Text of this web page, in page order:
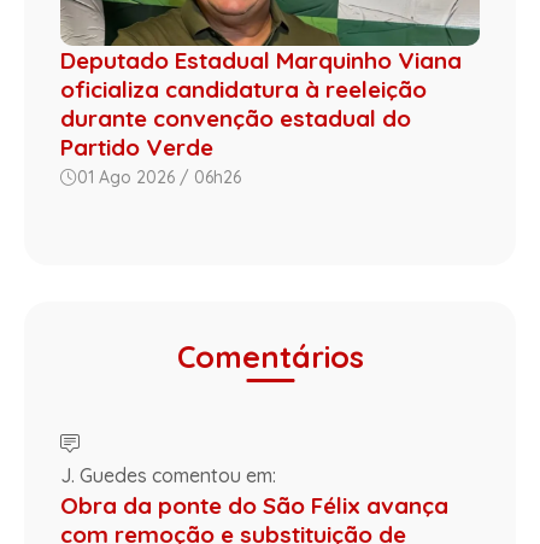
Deputado Estadual Marquinho Viana
oficializa candidatura à reeleição
durante convenção estadual do
Partido Verde
01 Ago 2026 / 06h26
Comentários
J. Guedes comentou em:
Obra da ponte do São Félix avança
com remoção e substituição de